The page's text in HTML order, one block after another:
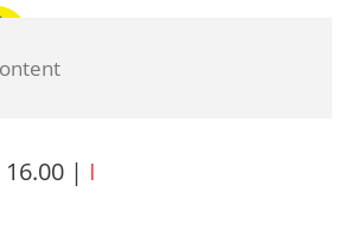
16.00| I